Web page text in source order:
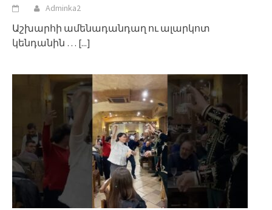
Adminka2
Աշխարհի ամենադանդաղ ու ալարկոտ
կենդանին … [...]